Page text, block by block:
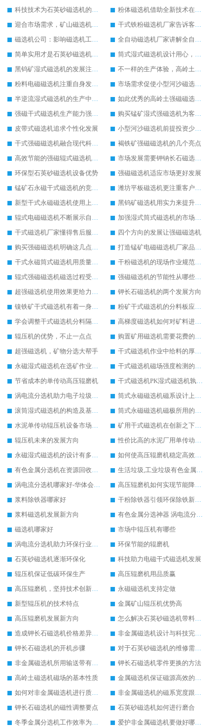
科技技术为石英砂磁选机的发展提供技术支持
粉体磁选机借助全新技术在市场中稳定发展
迎合市场需求，矿山磁选机才有更大发展空间
干式铁粉磁选机厂家告诉客户干式铁粉磁选机应该这样保养
磁选机公司：影响磁选机工作效率的因素
全自动磁选机厂家讲解全自动磁选机的工作
简单实用才是石英砂磁选机发展的核心
筒式湿式磁选机设计用心，果断买入
黑钨矿湿式磁选机的发展注重自身服务
不一样的生产体验，高岭土磁选机
粉料电磁磁选机注重自身发展追求好品质
市场需求促使小型河沙磁选机更好发展
半逆流湿式磁选机的生产中重点抓创新
如此优秀的高岭土强磁磁选机您确定不购买吗
强磁干式磁选机生产能力强留住更多客户
购买锰矿湿式强磁选机为客户带来效益
皮带式磁选机追求个性化发展
小型河沙磁选机前提投资少收益快
干式强磁磁选机融合现代科技生产技术
褐铁矿强磁磁选机的几个亮点
高效节能的强磁辊式磁选机生产更环保
市场发展需要钾钠长石磁选机的配合
环保型石英砂磁选机设备优势
强磁磁选机适应市场更好发展
锰矿石永磁干式磁选机的竞争在实力的对决上
潍坊平板磁选机更注重客户体验
新型干式永磁磁选机使用上的优势
黑钨矿磁选机用实力来提升自己能力
辊式电磁磁选机不断展示自己的生产特色
加强湿式筒式磁选机的市场发展能力
干式磁选机厂家懂得售后服务的重要性
四个方向的发展让强磁磁选机
购买强磁磁选机明确这几点才好出手
打造锰矿电磁磁选机厂家品牌影响力
干式永磁筒式磁选机用质量推动市场发展
干粉磁选机的现场作业规范应明确
辊式强磁磁选机磁选过程受哪三点关键因素的影响
强磁磁选机的节能性从哪些方面实现
超强磁选机使用效果更给力操作更简单
钾长石磁选机的两个发展方向
镍铁矿干式磁选机有着一身过硬的本事
粉矿干式磁选机的分料板应该这样安装
学会调整干式磁选机分料隔板对保证干选效果意义重大
高梯度磁选机如何对矿料进行有效的分选
辊压机的优势，不止一点点
购置矿用磁选机需要花费的成本高不高
超强磁选机，矿物分选大帮手
干式磁选机作业中给料的厚度如何控制到位
永磁湿式磁选机在选矿作业中能胜任哪些工作
干式磁选机磁场强度检测的四个关键点说明
节省成本的单传动高压辊磨机
干式磁选机PK湿式磁选机孰强孰弱
涡电流分选机助力电子垃圾回收
筒式永磁磁选机磁系设计上有哪些特别之处
滚筒湿式磁选机的构造及基本选矿流程详解
筒式永磁磁选机磁极所用的材料及性能要求
水泥单传动辊压机设备市场地位与日俱增
矿用干式磁选机在创新之下提升实力
辊压机未来的发展方向
性价比高的水泥厂用单传动辊压机
永磁湿式磁选机的设计有多出彩
如何使高压辊磨机稳定高效率工作
有色金属分选机在资源回收行业应用广泛
生活垃圾,工业垃圾有色金属分选机设备
涡电流分选机哪家好-华体会手机网页版-华体会(中国) 重工
高压辊磨机如何实现节能降耗生产
浆料除铁器哪家好
干粉除铁器引领环保除铁新趋势
浆料磁选机发展新方向
有色金属分选神器 涡电流分选机
磁选机哪家好
市场中辊压机有哪些
涡电流分选机助力环保行业发展
环保节能的辊磨机
石英砂磁选机逐渐环保化
科技助力电磁干式磁选机发展
辊压机保证低碳环保生产
高压辊磨机用品质赢
高压辊磨机，坚持技术创新发展
永磁磁选机支持定做
新型辊压机的技术特点
金属矿山辊压机优势高
高压辊磨机发展新方向
怎么解决石英砂磁选机带料问题
造成钾长石磁选机价格差异的原因
非金属磁选机设计与科技完美结合
钾长石磁选机的开机步骤
对于石英砂磁选机的维修需要遵守的原则
非金属磁选机所用输送带有何要求
钾长石磁选机零件更换的方法
高岭土磁选机磁场的基本性质
金属磁选机保证磁源高效的方法
如何对非金属磁选机进行质量监管
非金属磁选机的磁系宽度跟磁系半径
钾长石磁选机的磁性调整要点
石英砂磁选机如何进行磨合
冬季金属分选机工作效率为何会受影响
爱护非金属磁选机要做好哪些方面